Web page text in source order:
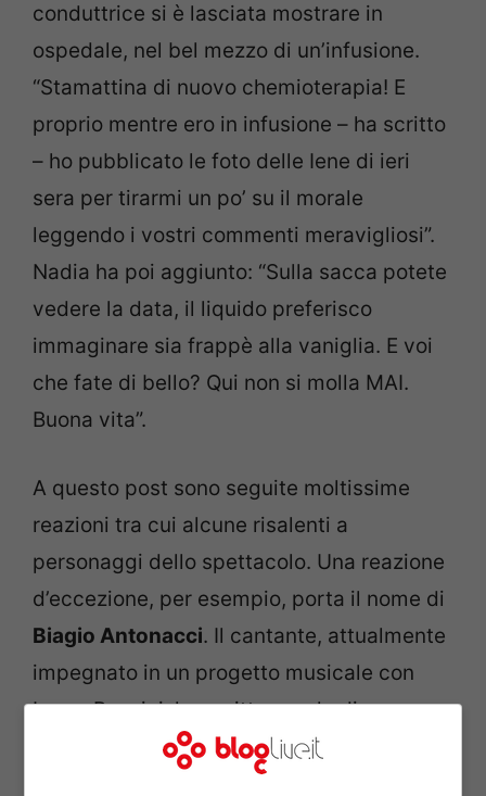
conduttrice si è lasciata mostrare in
ospedale, nel bel mezzo di un’infusione.
“Stamattina di nuovo chemioterapia! E
proprio mentre ero in infusione – ha scritto
– ho pubblicato le foto delle Iene di ieri
sera per tirarmi un po’ su il morale
leggendo i vostri commenti meravigliosi”.
Nadia ha poi aggiunto: “Sulla sacca potete
vedere la data, il liquido preferisco
immaginare sia frappè alla vaniglia. E voi
che fate di bello? Qui non si molla MAI.
Buona vita”.
A questo post sono seguite moltissime
reazioni tra cui alcune risalenti a
personaggi dello spettacolo. Una reazione
d’eccezione, per esempio, porta il nome di
Biagio Antonacci. Il cantante, attualmente
impegnato in un progetto musicale con
Laura Pausini, ha scritto parole di
incoraggiamento nei confronti della Toffa:
“Mai… si molla!”. Al che la conduttrice de